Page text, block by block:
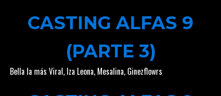
CASTING ALFAS 9
(PARTE 3)
Bella la más Viral, Iza Leona, Mesalina, Ginezflowrs